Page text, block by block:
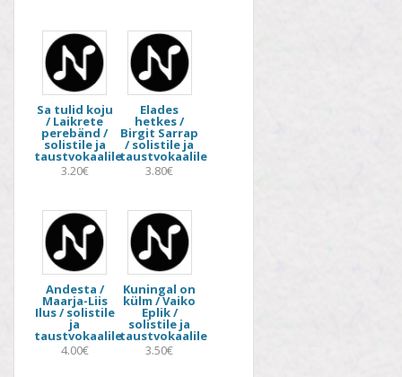
Sa tulid koju
/ Laikrete
perebänd /
solistile ja
taustvokaalile
3.20€
Elades
hetkes /
Birgit Sarrap
/ solistile ja
taustvokaalile
3.80€
Andesta /
Maarja-Liis
Ilus / solistile
ja
taustvokaalile
4.00€
Kuningal on
külm / Vaiko
Eplik /
solistile ja
taustvokaalile
3.50€